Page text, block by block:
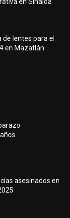
en Sinaloa
lentes para el
en Mazatlán
asesinados en